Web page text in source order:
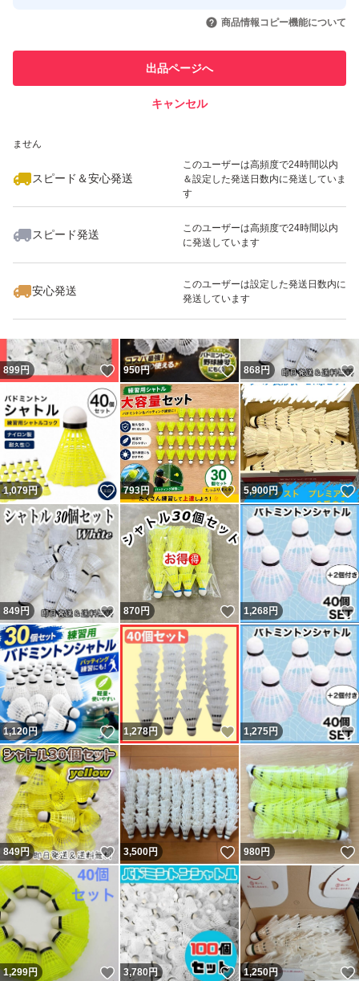
引を完了させた実績があります
での取引実績があります
ません
スピード＆安心発送
このユーザーは高頻度で24時間以内
＆設定した発送日数内に発送していま
す
スピード発送
このユーザーは高頻度で24時間以内
に発送しています
安心発送
このユーザーは設定した発送日数内に
発送しています
商品情報コピー機能について
出品ページへ
キャンセル
いいね！
725
899円 いいね！
950円 いいね！
868円
1,079円 いいね！
793円 いいね！
5,900円
849円 いいね！
870円 いいね！
1,268円
1,120円 いいね！
1,278円 いいね！
1,275円
849円 いいね！
3,500円 いいね！
980円
1,299円 いいね！
3,780 円 いいね！
1,250円